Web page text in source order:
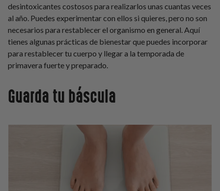
desintoxicantes costosos para realizarlos unas cuantas veces
al año. Puedes experimentar con ellos si quieres, pero no son
necesarios para restablecer el organismo en general. Aquí
tienes algunas prácticas de bienestar que puedes incorporar
para restablecer tu cuerpo y llegar a la temporada de
primavera fuerte y preparado.
Guarda tu báscula